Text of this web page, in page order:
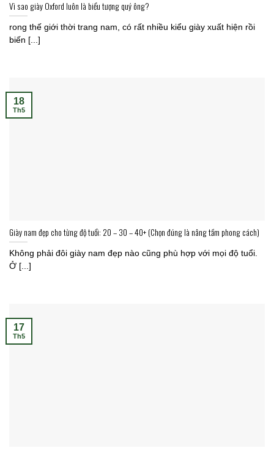
Vì sao giày Oxford luôn là biểu tượng quý ông?
rong thế giới thời trang nam, có rất nhiều kiểu giày xuất hiện rồi
biến [...]
Giày nam đẹp cho từng độ tuổi: 20 – 30 – 40+ (Chọn đúng là nâng tầm phong cách)
Không phải đôi giày nam đẹp nào cũng phù hợp với mọi độ tuổi.
Ở [...]
18
Th5
17
Th5